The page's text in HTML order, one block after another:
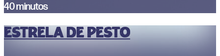
40 minutos
ESTRELA DE PESTO